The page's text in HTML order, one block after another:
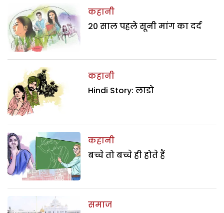
कहानी
20 साल पहले सूनी मांग का दर्द
कहानी
Hindi Story: लाडो
कहानी
बच्चे तो बच्चे ही होते हैं
समाज